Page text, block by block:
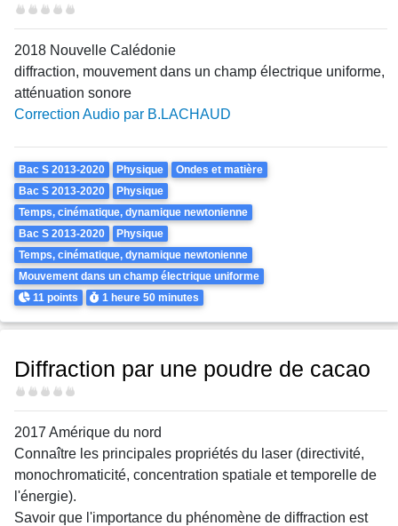
Difficulté
2018 Nouvelle Calédonie
diffraction, mouvement dans un champ électrique uniforme,
atténuation sonore
Correction Audio par B.LACHAUD
Theme
Bac S 2013-2020 Physique
Ondes et matière
Bac S 2013-2020
Physique
Temps, cinématique, dynamique newtonienne
Bac S 2013-2020
Physique
Temps, cinématique, dynamique newtonienne
Mouvement dans un champ électrique uniforme
Points
11 points Durée
1 heure50 minutes
Diffraction par une poudre de cacao
Difficulté
2017 Amérique du nord
Connaître les principales propriétés du laser (directivité,
monochromaticité, concentration spatiale et temporelle de
l'énergie).
Savoir que l'importance du phénomène de diffraction est